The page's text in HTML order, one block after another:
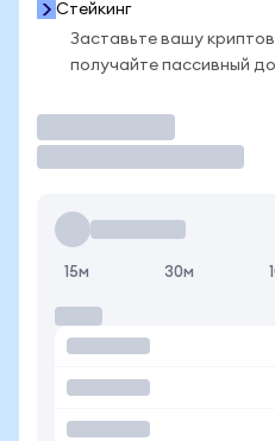
Стейкинг
Заставьте вашу
получайте пассивный
15м 30м